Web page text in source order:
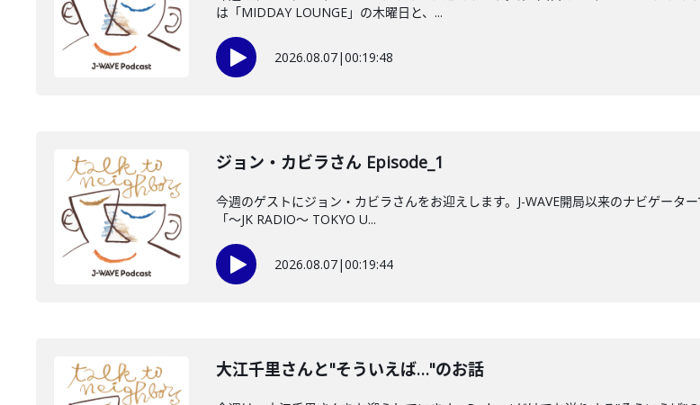
は「MIDDAY LOUNGE」の木曜日と、...
2026.08.07|00:19:48
ジョン・カビラさん Episode_1
今週のゲストにジョン・カビラさんをお迎えします。J-WAVE開局以来のナビゲータ
「〜JK RADIO〜 TOKYO U...
2026.08.07|00:19:44
大江千里さんと"そういえば…"のお話